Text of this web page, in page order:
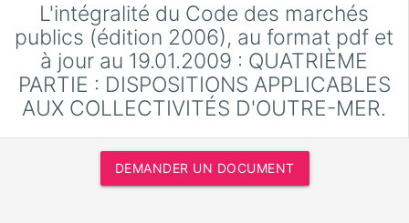
L'intégralité du Code des marchés
publics (édition 2006), au format pdf et
à jour au 19.01.2009 : QUATRIÈME
PARTIE : DISPOSITIONS APPLICABLES
AUX COLLECTIVITÉS D'OUTRE-MER.
DEMANDER UN DOCUMENT